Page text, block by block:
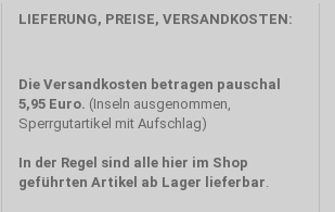
LIEFERUNG, PREISE, VERSANDKOSTEN:
Die Versandkosten betragen pauschal
5,95 Euro. (Inseln ausgenommen,
Sperrgutartikel mit Aufschlag)
In der Regel sind alle hier im Shop
geführten Artikel ab Lager lieferbar.